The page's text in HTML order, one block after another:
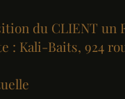
du CLIENT
: Kali-Baits, 924